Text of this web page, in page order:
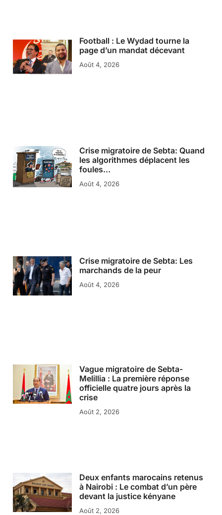
Football : Le Wydad tourne la
page d’un mandat décevant
Août 4, 2026
Crise migratoire de Sebta: Quand
les algorithmes déplacent les
foules…
Août 4, 2026
Crise migratoire de Sebta: Les
marchands de la peur
Août 4, 2026
Vague migratoire de Sebta-
Melillia : La première réponse
officielle quatre jours après la
crise
Août 2, 2026
Deux enfants marocains retenus
à Nairobi : Le combat d’un père
devant la justice kényane
Août 2, 2026